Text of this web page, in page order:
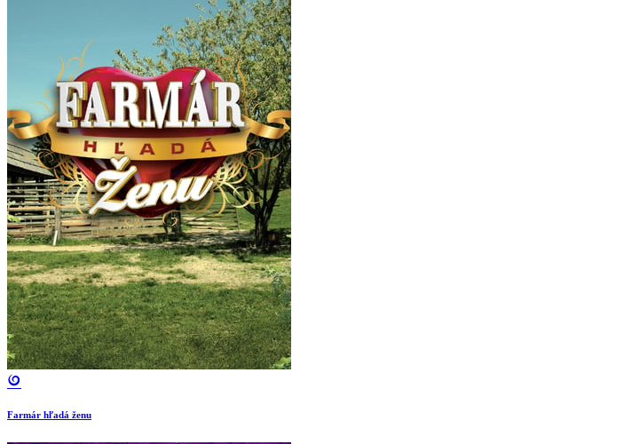
Farmár hľadá ženu